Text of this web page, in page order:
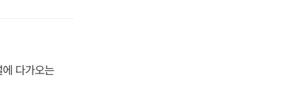
다가오는